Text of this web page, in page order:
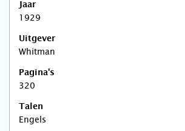
Jaar
1929
Uitgever
Whitman
Pagina's
320
Talen
Engels